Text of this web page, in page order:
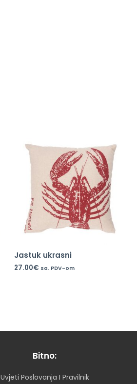
Jastuk ukrasni
27.00€ sa. PDV-om
Bitno:
Uvjeti Poslovanja I Pravilnik